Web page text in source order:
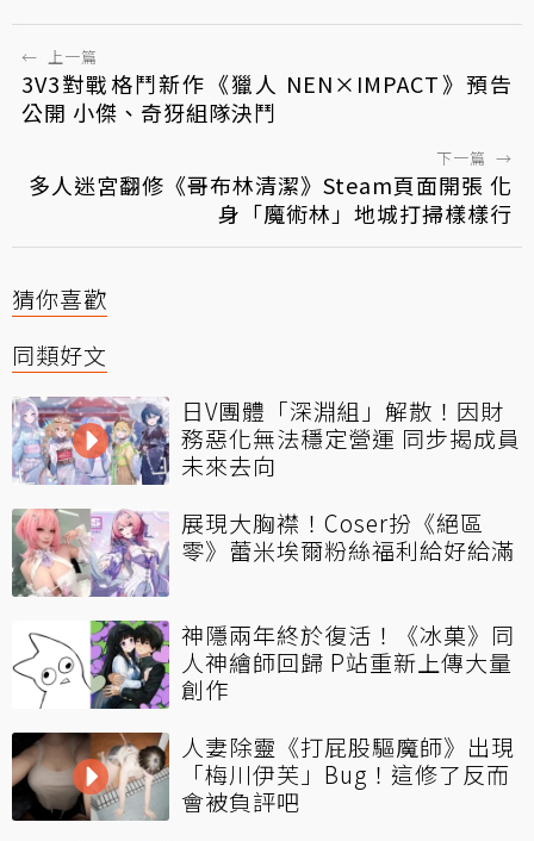
← 上一篇
3V3對戰格鬥新作《獵人 NEN×IMPACT》預告
公開 小傑、奇犽組隊決鬥
下一篇 →
多人迷宮翻修《哥布林清潔》Steam頁面開張 化
身「魔術林」地城打掃樣樣行
猜你喜歡
同類好文
日V團體「深淵組」解散！因財
務惡化無法穩定營運 同步揭成員
未來去向
展現大胸襟！Coser扮《絕區
零》蕾米埃爾粉絲福利給好給滿
神隱兩年終於復活！《冰菓》同
人神繪師回歸 P站重新上傳大量
創作
人妻除靈《打屁股驅魔師》出現
「梅川伊芙」Bug！這修了反而
會被負評吧